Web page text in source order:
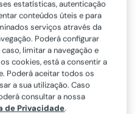
por
estatísticas, autenticação
conteúdos úteis e para
serviços através da
Poderá configurar
limitar a navegação e
cookies, está a consentir a
Poderá aceitar todos os
a sua utilização. Caso
consultar a nossa
de Privacidade.